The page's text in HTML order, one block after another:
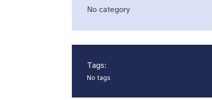
No category
Tags:
No tags